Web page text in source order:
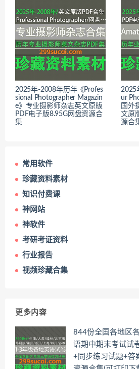
2025年-2008年历年《Profes
sional Photographer Magazin
e》专业摄影师杂志英文原版
PDF电子版8.95G网盘资源合
集
2025
ur
国外
文原
源合
常用软件
珍藏资料素材
知识付费课
神网站
神软件
考研考证资料
行业报告
视频珍藏合集
更多内容
844份全国各地区
语期中期末考试试
+同步练习试题+答